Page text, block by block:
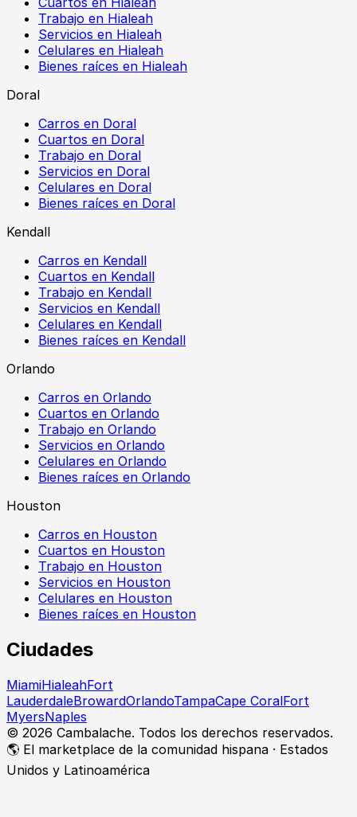
Trabajo en Hialeah
Servicios en Hialeah
Celulares en Hialeah
Bienes raíces en Hialeah
Doral
Carros en Doral
Cuartos en Doral
Trabajo en Doral
Servicios en Doral
Celulares en Doral
Bienes raíces en Doral
Kendall
Carros en Kendall
Cuartos en Kendall
Trabajo en Kendall
Servicios en Kendall
Celulares en Kendall
Bienes raíces en Kendall
Orlando
Carros en Orlando
Cuartos en Orlando
Trabajo en Orlando
Servicios en Orlando
Celulares en Orlando
Bienes raíces en Orlando
Houston
Carros en Houston
Cuartos en Houston
Trabajo en Houston
Servicios en Houston
Celulares en Houston
Bienes raíces en Houston
Ciudades
MiamiHialeahFort
LauderdaleBrowardOrlandoTampaCape CoralFort
MyersNaples
© 2026 Cambalache. Todos los derechos reservados.
🌎 El marketplace de la comunidad hispana · Estados
Unidos y Latinoamérica